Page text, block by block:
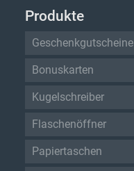
Produkte
Geschenkgutscheine
Bonuskarten
Kugelschreiber
Flaschenöffner
Papiertaschen